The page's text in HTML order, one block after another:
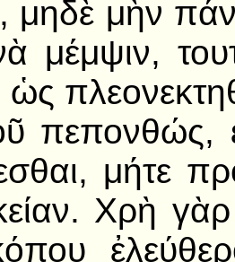
μηδὲ μὴν
μέμψιν,
πεπονθώς,
μήτε
Χρὴ